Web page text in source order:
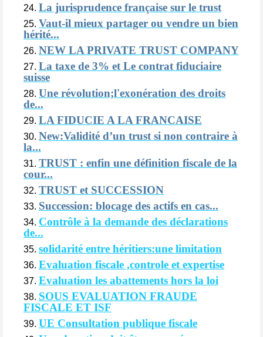
La jurisprudence française sur le trust
Vaut-il mieux partager ou vendre un bien
hérité...
NEW LA PRIVATE TRUST COMPANY
La taxe de 3% et Le contrat fiduciaire
suisse
Une révolution;l'exonération des droits
de...
LA FIDUCIE A LA FRANCAISE
New:Validité d’un trust si non contraire à
la...
TRUST : enfin une définition fiscale de la
cour...
TRUST et SUCCESSION
Succession: blocage des actifs en cas...
Contrôle à la demande des déclarations
de...
solidarité entre héritiers:une limitation
Evaluation fiscale ,controle et expertise
Evaluation les abattements hors la loi
SOUS EVALUATION FRAUDE
FISCALE ET ISF
UE Consultation publique fiscale